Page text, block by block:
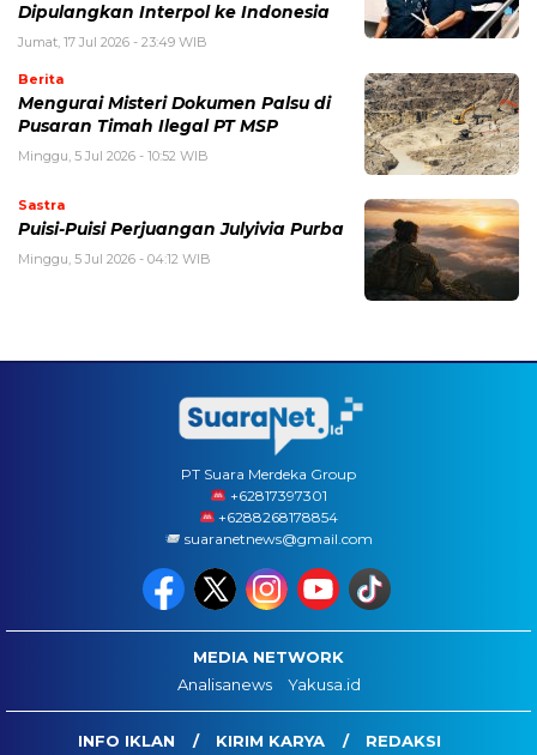
Dipulangkan Interpol ke Indonesia
Jumat, 17 Jul 2026 - 23:49 WIB
Berita
Mengurai Misteri Dokumen Palsu di
Pusaran Timah Ilegal PT MSP
Minggu, 5 Jul 2026 - 10:52 WIB
Sastra
Puisi-Puisi Perjuangan Julyivia Purba
Minggu, 5 Jul 2026 - 04:12 WIB
PT Suara Merdeka Group
‪+62817397301
+6288268178854
suaranetnews@gmail.com
MEDIA NETWORK
Analisanews
Yakusa.id
INFO IKLAN KIRIM KARYA REDAKSI